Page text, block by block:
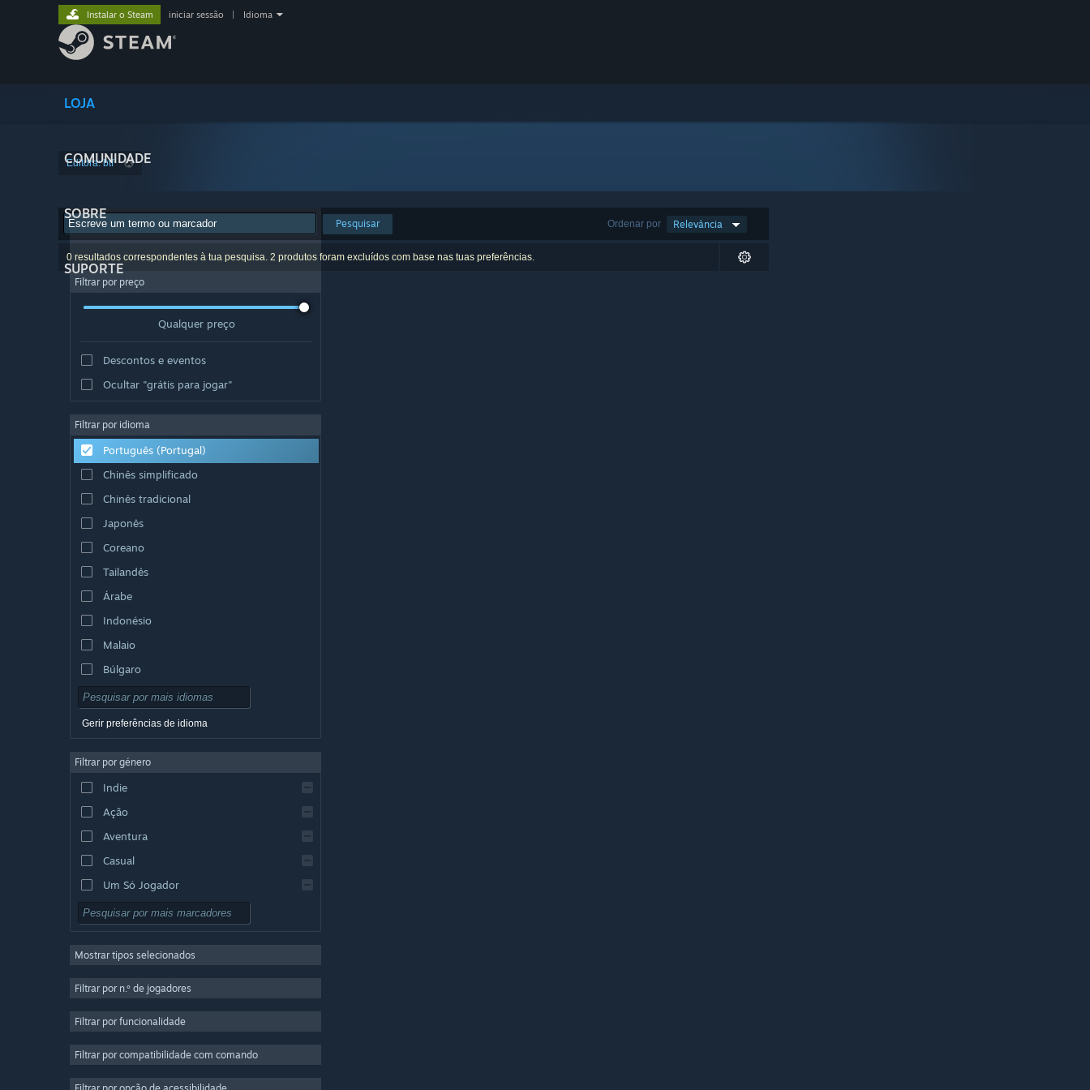
LOJA
COMUNIDADE
SOBRE
SUPORTE
Instalar o Steam iniciar sessão Idioma
Editora: btf
Ordenar por Relevância
Pesquisar
0 resultados correspondentes à tua pesquisa. 2 produtos foram excluídos com base nas tuas preferências.
Filtrar por preço
Qualquer preço
Descontos e eventos
Ocultar "grátis para jogar"
Filtrar por idioma
Português (Portugal)
Chinês simplificado
Chinês tradicional
Japonês
Coreano
Tailandês
Árabe
Indonésio
Malaio
Búlgaro
Checo
Dinamarquês
Inglês
Espanhol (Espanha)
Espanhol (América Latina)
Gerir preferências de idioma
Filtrar por género
Indie
Ação
Aventura
Casual
Um Só Jogador
Simulação
Estratégia
3D
Grátis para Jogar
Mostrar tipos selecionados
Filtrar por n.º de jogadores
Filtrar por funcionalidade
Filtrar por compatibilidade com comando